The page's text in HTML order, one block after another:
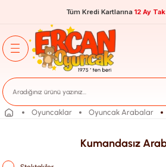
Tüm Kredi Kartlarına 12 Ay
Oyuncaklar Oyuncak Arabalar
Kumandasız